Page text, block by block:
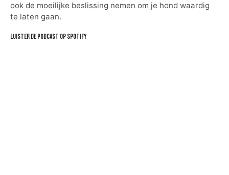
ook de moeilijke beslissing nemen om je hond waardig
te laten gaan.
Luister de podcast op spotify